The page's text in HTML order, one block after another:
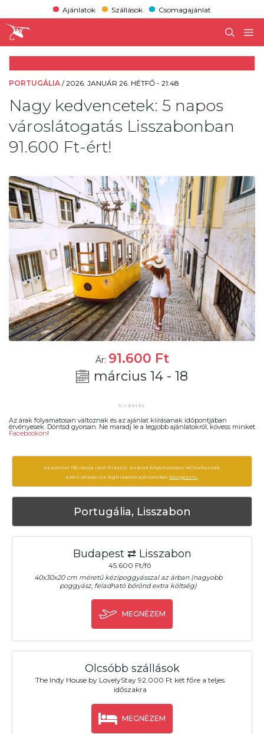
Ajánlatok Szállások Csomagajánlat
PORTUGÁLIA /2026. JANUÁR 26. HÉTFŐ - 21:48
Nagy kedvencetek: 5 napos
városlátogatás Lisszabonban
91.600 Ft-ért!
Ár: 91.600 Ft
március 14 - 18
Az árak folyamatosan változnak és az ajánlat kiírásanak időpontjában
érvényesek. Döntsd gyorsan. Ne maradj le a legjobb ajánlatokról, kövess minket
Facebookon!
Az ajánlat 192 napja nem frissült. Az árak folyamatosan változhatnak,
ezért célszerű a legfrissebb ajánlatokat böngészni.
Portugália, Lisszabon
Budapest ⇄ Lisszabon
45.600 Ft/fő
40x30x20 cm méretű kézipoggyásszal az árban (nagyobb
poggyász, feladható bőrönd extra költség)
MEGNÉZEM
Olcsóbb szállások
The Indy House by LovelyStay 92.000 Ft két főre a teljes
időszakra
MEGNÉZEM